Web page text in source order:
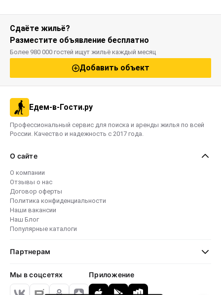
Сдаёте жильё?
Разместите объявление бесплатно
Более 980 000 гостей ищут жильё каждый месяц
Добавить объект
Едем-в-Гости.ру
Профессиональный сервис для поиска и аренды жилья по всей
России. Качество и надежность с 2017 года.
О сайте
О компании
Отзывы о нас
Договор оферты
Политика конфиденциальности
Наши вакансии
Наш Блог
Популярные каталоги
Партнерам
Мы в соцсетях Приложение